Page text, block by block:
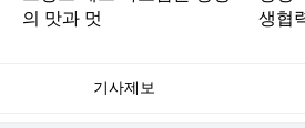
의 맛과 멋
생협
기사제보